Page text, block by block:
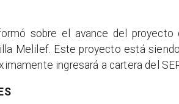
sobre el avance del proyecto
Melilef. Este proyecto está
ingresará a cartera del